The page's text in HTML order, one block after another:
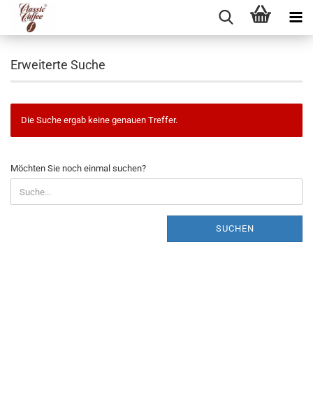
Erweiterte Suche
Die Suche ergab keine genauen Treffer.
MÖCHTEN
SIE
NOCH
EINMAL
Möchten Sie noch einmal suchen?
SUCHEN